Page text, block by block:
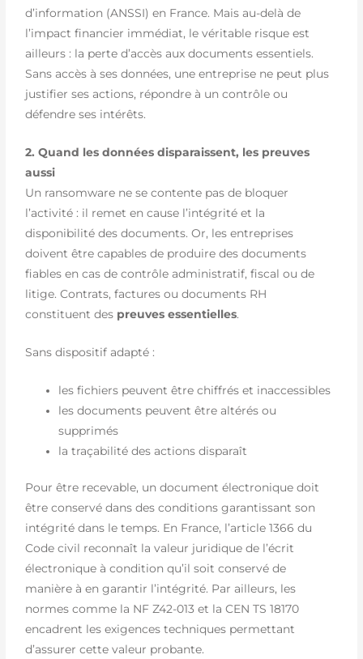
d’information (ANSSI) en France. Mais au-delà de
l’impact financier immédiat, le véritable risque est
ailleurs : la perte d’accès aux documents essentiels.
Sans accès à ses données, une entreprise ne peut plus
justifier ses actions, répondre à un contrôle ou
défendre ses intérêts.
2. Quand les données disparaissent, les preuves
aussi
Un ransomware ne se contente pas de bloquer
l’activité : il remet en cause l’intégrité et la
disponibilité des documents. Or, les entreprises
doivent être capables de produire des documents
fiables en cas de contrôle administratif, fiscal ou de
litige. Contrats, factures ou documents RH
constituent des preuves essentielles.
Sans dispositif adapté :
les fichiers peuvent être chiffrés et inaccessibles
les documents peuvent être altérés ou
supprimés
la traçabilité des actions disparaît
Pour être recevable, un document électronique doit
être conservé dans des conditions garantissant son
intégrité dans le temps. En France, l’article 1366 du
Code civil reconnaît la valeur juridique de l’écrit
électronique à condition qu’il soit conservé de
manière à en garantir l’intégrité. Par ailleurs, les
normes comme la NF Z42-013 et la CEN TS 18170
encadrent les exigences techniques permettant
d’assurer cette valeur probante.